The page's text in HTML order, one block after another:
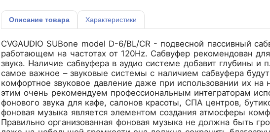
Описание товара Характеристики
CVGAUDIO SUBone model D-6/BL/CR - подвесной пассивный
работающем на частотах от 120Hz. Сабвуфер рекомендован
звука. Наличие сабвуфера в аудио системе добавит глубины и
самое важное – звуковые системы с наличием сабвуфера
комфортное звуковое давление даже при использовании их
этим очень рекомендуем профессиональным интеграторам
фонового звука для кафе, салонов красоты, СПА центров,
фоновая музыка является элементом создания атмосферы
Правильно организованная фоновая музыка не должна быть